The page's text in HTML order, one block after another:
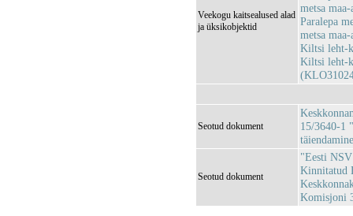
Veekogu kaitsealused alad
ja üksikobjektid
metsa
Paralepa
metsa
Kiltsi leht-
Kiltsi leht-
Seotud dokument
15/3640-1
Seotud dokument
"Eesti
Kinnitatud
Komisjoni